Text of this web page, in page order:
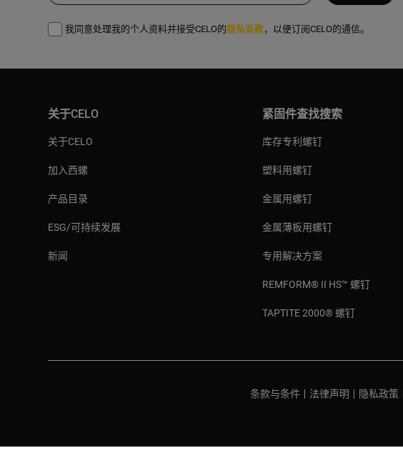
我同意处理我的个人资料并接受CELO的 隐私条款，以便订阅CELO的通信。
关于CELO
关于CELO
加入西螺
产品目录
ESG/可持续发展
新闻
紧固件查找搜索
库存专利螺钉
塑料用螺钉
金属用螺钉
金属薄板用螺钉
专用解决方案
REMFORM® II HS™ 螺钉
TAPTITE 2000® 螺钉
条款与条件 法律声明 隐私政策